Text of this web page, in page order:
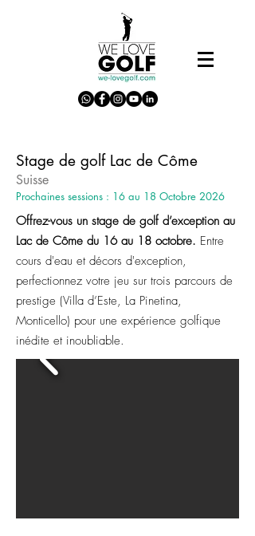
Stage de golf Lac de Côme
Suisse
Prochaines sessions : 16 au 18 Octobre 2026
Offrez-vous un stage de golf d’exception au
Lac de Côme du 16 au 18 octobre. Entre
cours d'eau et décors d'exception,
perfectionnez votre jeu sur trois parcours de
prestige (Villa d’Este, La Pinetina,
Monticello) pour une expérience golfique
inédite et inoubliable.